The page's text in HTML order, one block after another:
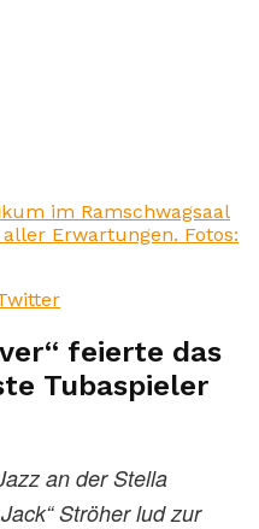
im Ramschwagsaal
Erwartungen. Fotos:
feierte das
Tubaspieler
an der Stella
Ströher lud zur